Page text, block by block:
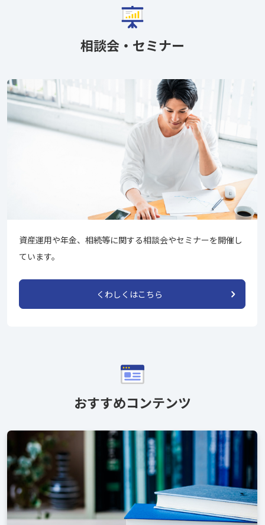
相談会・セミナー
資産運用や年金、相続等に関する相談会やセミナーを開催し
ています。
くわしくはこちら
おすすめコンテンツ